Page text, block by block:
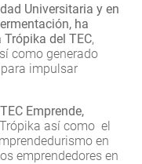
Universitaria y en
ha
del TEC,
como generado
impulsar
Emprende,
así como el
en
emprendedores en